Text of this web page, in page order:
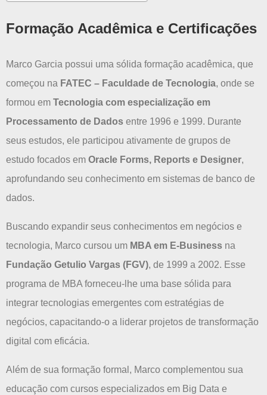
Formação Acadêmica e Certificações
Marco Garcia possui uma sólida formação acadêmica, que
começou na FATEC – Faculdade de Tecnologia, onde se
formou em Tecnologia com especialização em
Processamento de Dados entre 1996 e 1999. Durante
seus estudos, ele participou ativamente de grupos de
estudo focados em Oracle Forms, Reports e Designer,
aprofundando seu conhecimento em sistemas de banco de
dados.
Buscando expandir seus conhecimentos em negócios e
tecnologia, Marco cursou um MBA em E-Business na
Fundação Getulio Vargas (FGV), de 1999 a 2002. Esse
programa de MBA forneceu-lhe uma base sólida para
integrar tecnologias emergentes com estratégias de
negócios, capacitando-o a liderar projetos de transformação
digital com eficácia.
Além de sua formação formal, Marco complementou sua
educação com cursos especializados em Big Data e